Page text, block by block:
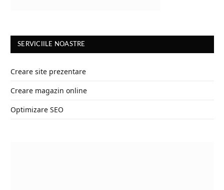
SERVICIILE NOASTRE
Creare site prezentare
Creare magazin online
Optimizare SEO